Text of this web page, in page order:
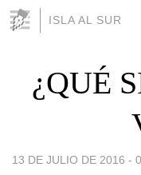
ISLA AL SUR
¿QUÉ
13 DE JULIO DE 2016 -